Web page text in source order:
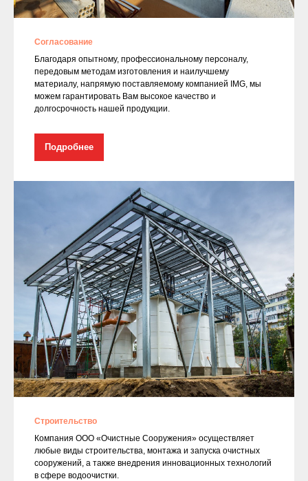
Согласование
Благодаря опытному, профессиональному персоналу,
передовым методам изготовления и наилучшему
материалу, напрямую поставляемому компанией IMG, мы
можем гарантировать Вам высокое качество и
долгосрочность нашей продукции.
Подробнее
Строительство
Компания ООО «Очистные Сооружения» осуществляет
любые виды строительства, монтажа и запуска очистных
сооружений, а также внедрения инновационных технологий
в сфере водоочистки.